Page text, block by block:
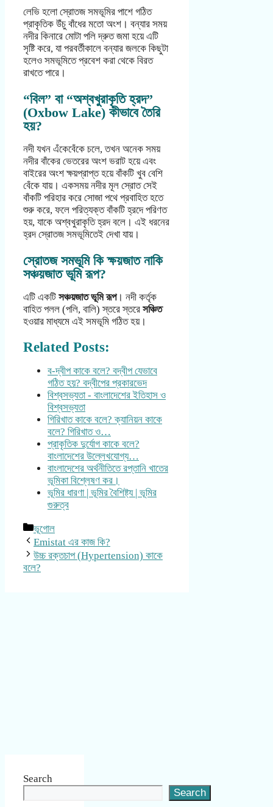
লেভি হলো স্রোতজ সমভূমির পাশে গঠিত
প্রাকৃতিক উঁচু বাঁধের মতো অংশ। বন্যার সময়
নদীর কিনারে মোটা পলি দ্রুত জমা হয়ে এটি
সৃষ্টি করে, যা পরবর্তীকালে বন্যার জলকে কিছুটা
হলেও সমভূমিতে প্রবেশ করা থেকে বিরত
রাখতে পারে।
“বিল” বা “অশ্বখুরাকৃতি হ্রদ”
(Oxbow Lake) কীভাবে তৈরি
হয়?
নদী যখন এঁকেবেঁকে চলে, তখন অনেক সময়
নদীর বাঁকের ভেতরের অংশ ভরাট হয়ে এবং
বাইরের অংশ ক্ষয়প্রাপ্ত হয়ে বাঁকটি খুব বেশি
বেঁকে যায়। একসময় নদীর মূল স্রোত সেই
বাঁকটি পরিহার করে সোজা পথে প্রবাহিত হতে
শুরু করে, ফলে পরিত্যক্ত বাঁকটি হ্রদে পরিণত
হয়, যাকে অশ্বখুরাকৃতি হ্রদ বলে। এই ধরনের
হ্রদ স্রোতজ সমভূমিতেই দেখা যায়।
স্রোতজ সমভূমি কি ক্ষয়জাত নাকি
সঞ্চয়জাত ভূমি রূপ?
এটি একটি সঞ্চয়জাত ভূমি রূপ। নদী কর্তৃক
বাহিত পলল (পলি, বালি) স্তরে স্তরে সঞ্চিত
হওয়ার মাধ্যমে এই সমভূমি গঠিত হয়।
Related Posts:
ব-দ্বীপ কাকে বলে? বদ্বীপ যেভাবে
গঠিত হয়? বদ্বীপের প্রকারভেদ
বিশ্বসভ্যতা - বাংলাদেশের ইতিহাস ও
বিশ্বসভ্যতা
গিরিখাত কাকে বলে? ক্যানিয়ন কাকে
বলে? গিরিখাত ও…
প্রাকৃতিক দুর্যোগ কাকে বলে?
বাংলাদেশের উল্লেখযোগ্য…
বাংলাদেশের অর্থনীতিতে রপ্তানি খাতের
ভূমিকা বিশ্লেষণ কর।
ভূমির ধারণা | ভূমির বৈশিষ্ট্য | ভূমির
গুরুত্ব
Categories
ভূগোল
Emistat এর কাজ কি?
উচ্চ রক্তচাপ (Hypertension) কাকে
বলে?
Search
Search